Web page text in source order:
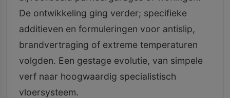
De ontwikkeling ging verder; specifieke
additieven en formuleringen voor antislip,
brandvertraging of extreme temperaturen
volgden. Een gestage evolutie, van simpele
verf naar hoogwaardig specialistisch
vloersysteem.